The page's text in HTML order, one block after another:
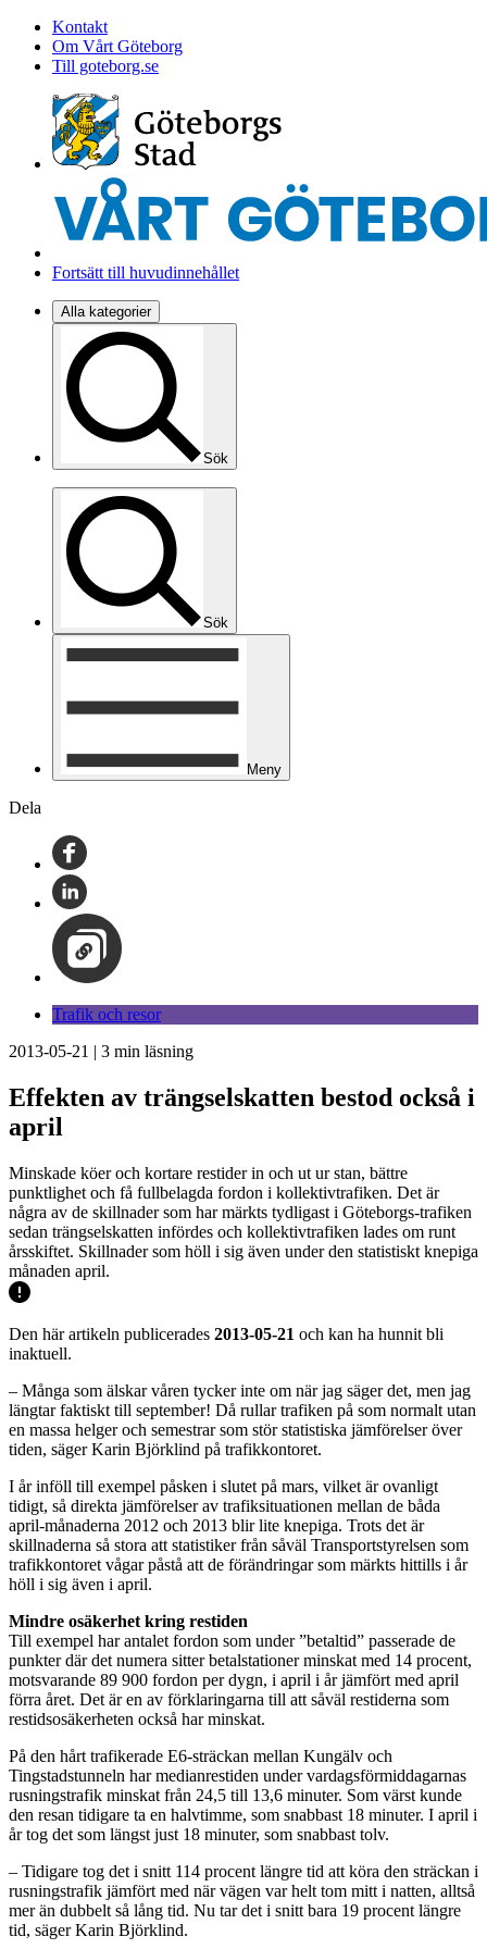
Kontakt
Om Vårt Göteborg
Till goteborg.se
Fortsätt till huvudinnehållet
Alla kategorier
Sök
Sök
Meny
Dela
Trafik och resor
2013-05-21 | 3 min läsning
Effekten av trängselskatten bestod också i
april
Minskade köer och kortare restider in och ut ur stan, bättre
punktlighet och få fullbelagda fordon i kollektivtrafiken. Det är
några av de skillnader som har märkts tydligast i Göteborgs-trafiken
sedan trängselskatten infördes och kollektivtrafiken lades om runt
årsskiftet. Skillnader som höll i sig även under den statistiskt knepiga
månaden april.
Den här artikeln publicerades 2013-05-21 och kan ha hunnit bli
inaktuell.
– Många som älskar våren tycker inte om när jag säger det, men jag
längtar faktiskt till september! Då rullar trafiken på som normalt utan
en massa helger och semestrar som stör statistiska jämförelser över
tiden, säger Karin Björklind på trafikkontoret.
I år inföll till exempel påsken i slutet på mars, vilket är ovanligt
tidigt, så direkta jämförelser av trafiksituationen mellan de båda
april-månaderna 2012 och 2013 blir lite knepiga. Trots det är
skillnaderna så stora att statistiker från såväl Transportstyrelsen som
trafikkontoret vågar påstå att de förändringar som märkts hittills i år
höll i sig även i april.
Mindre osäkerhet kring restiden
Till exempel har antalet fordon som under ”betaltid” passerade de
punkter där det numera sitter betalstationer minskat med 14 procent,
motsvarande 89 900 fordon per dygn, i april i år jämfört med april
förra året. Det är en av förklaringarna till att såväl restiderna som
restidsosäkerheten också har minskat.
På den hårt trafikerade E6-sträckan mellan Kungälv och
Tingstadstunneln har medianrestiden under vardagsförmiddagarnas
rusningstrafik minskat från 24,5 till 13,6 minuter. Som värst kunde
den resan tidigare ta en halvtimme, som snabbast 18 minuter. I april i
år tog det som längst just 18 minuter, som snabbast tolv.
– Tidigare tog det i snitt 114 procent längre tid att köra den sträckan i
rusningstrafik jämfört med när vägen var helt tom mitt i natten, alltså
mer än dubbelt så lång tid. Nu tar det i snitt bara 19 procent längre
tid, säger Karin Björklind.